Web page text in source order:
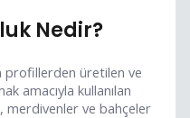
Nedir?
profillerden üretilen ve
amacıyla kullanılan
merdivenler ve bahçeler